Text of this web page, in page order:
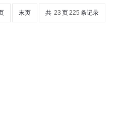
末页 共 23 页225 条记录